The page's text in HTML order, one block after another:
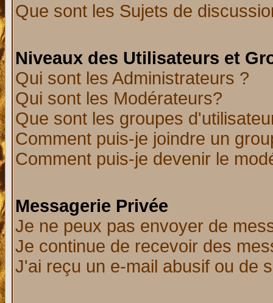
Que sont les Sujets de
Niveaux des Utilisateurs et
Qui sont les Administrateurs ?
Qui sont les Modérateurs?
Que sont les groupes
Comment puis-je joindre un
Comment puis-je devenir le
Messagerie Privée
Je ne peux pas envoyer de
Je continue de recevoir des
J'ai reçu un e-mail abusif ou de